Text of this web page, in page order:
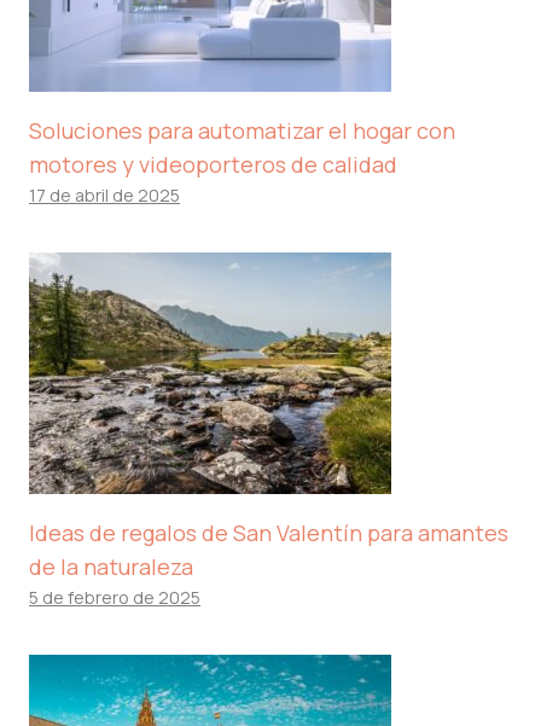
Soluciones para automatizar el hogar con
motores y videoporteros de calidad
17 de abril de 2025
Ideas de regalos de San Valentín para amantes
de la naturaleza
5 de febrero de 2025